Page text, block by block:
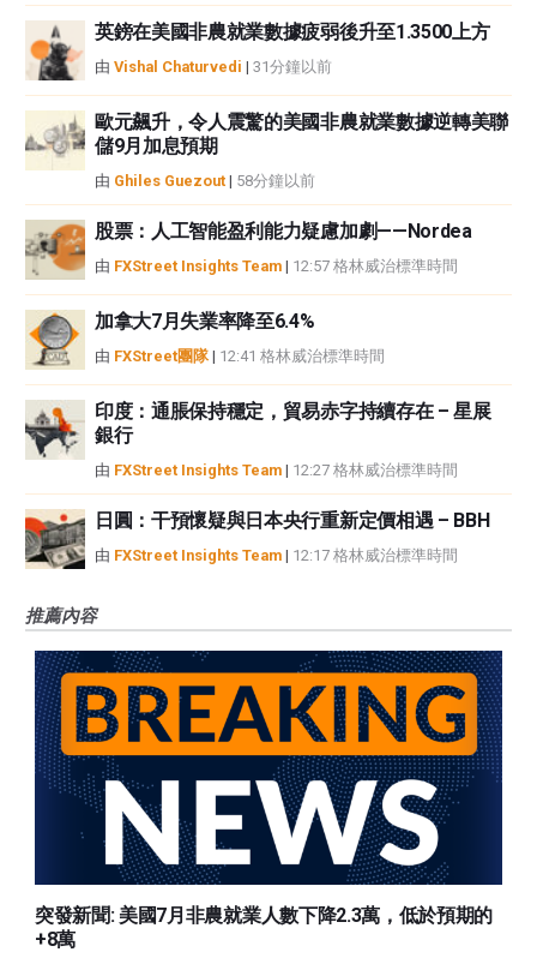
英鎊在美國非農就業數據疲弱後升至1.3500上方
由 Vishal Chaturvedi | 31分鐘以前
歐元飆升，令人震驚的美國非農就業數據逆轉美聯
儲9月加息預期
由 Ghiles Guezout | 58分鐘以前
股票：人工智能盈利能力疑慮加劇——Nordea
由 FXStreet Insights Team | 12:57 格林威治標準時間
加拿大7月失業率降至6.4%
由 FXStreet團隊| 12:41 格林威治標準時間
印度：通脹保持穩定，貿易赤字持續存在 – 星展
銀行
由 FXStreet Insights Team | 12:27 格林威治標準時間
日圓：干預懷疑與日本央行重新定價相遇 – BBH
由 FXStreet Insights Team | 12:17 格林威治標準時間
推薦內容
突發新聞: 美國7月非農就業人數下降2.3萬，低於預期的
+8萬